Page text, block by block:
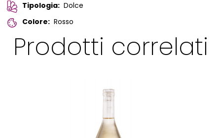
Tipologia: Dolce
Colore: Rosso
Prodotti correlati